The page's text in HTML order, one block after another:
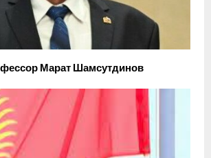
Марат Шамсутдинов